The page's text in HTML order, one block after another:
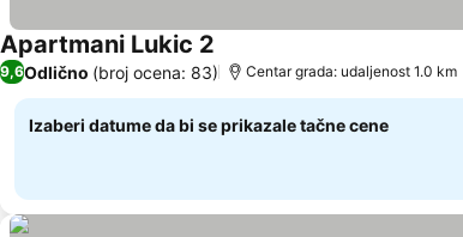
Apartmani Lukic 2
9,6Odlično (broj ocena: 83) Centar grada: udaljenost 1.0 km
Izaberi datume da bi se prikazale tačne cene